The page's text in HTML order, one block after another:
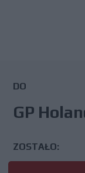
DO
GP
ZOSTAŁO: